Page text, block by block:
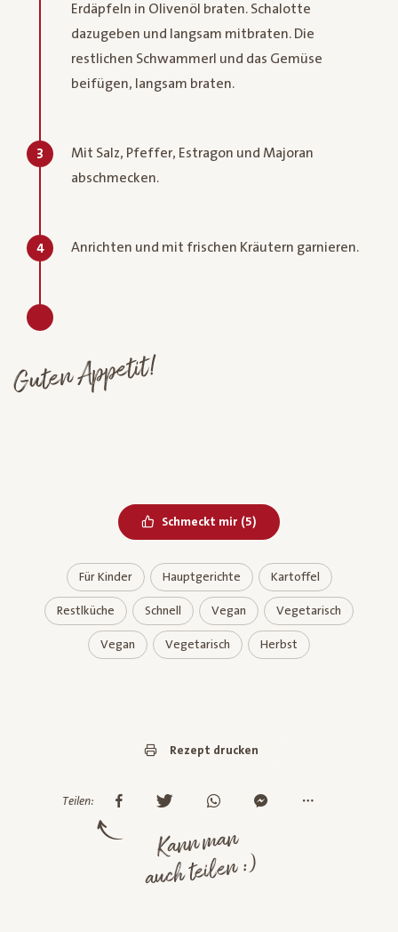
Erdäpfeln in Olivenöl braten. Schalotte
dazugeben und langsam mitbraten. Die
restlichen Schwammerl und das Gemüse
beifügen, langsam braten.
3
Mit Salz, Pfeffer, Estragon und Majoran
abschmecken.
4 Anrichten und mit frischen Kräutern garnieren.
Guten Appetit!
Schmeckt mir Bereits geliked
(5)
Für Kinder Hauptgerichte Kartoffel
Restlküche Schnell Vegan Vegetarisch
Vegan Vegetarisch Herbst
Rezept drucken
Teilen:
Kann man
auch teilen :)